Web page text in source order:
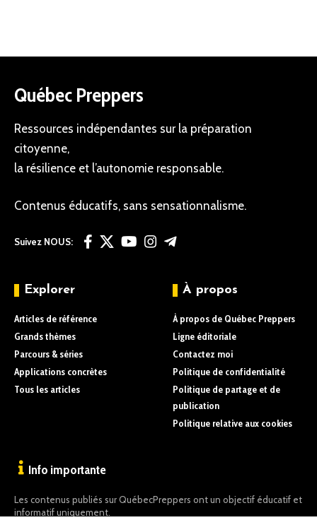
Québec Preppers
Ressources indépendantes sur la préparation
citoyenne,
la résilience et l’autonomie responsable.
Contenus éducatifs, sans sensationnalisme.
Suivez NOUS:
Explorer
Articles de référence
Grands thèmes
Parcours & séries
Applications concrètes
Tous les articles
À propos
À propos de Québec Preppers
Ligne éditoriale
Contactez moi
Politique de confidentialité
Politique de partage et de
publication
Politique relative aux cookies
Info importante
Les contenus publiés sur QuébecPreppers ont un objectif éducatif et
informatif uniquement.